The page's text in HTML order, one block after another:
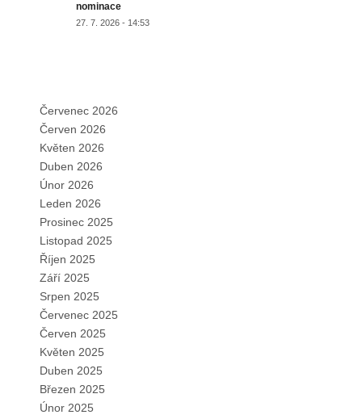
nominace
27. 7. 2026 - 14:53
Červenec 2026
Červen 2026
Květen 2026
Duben 2026
Únor 2026
Leden 2026
Prosinec 2025
Listopad 2025
Říjen 2025
Září 2025
Srpen 2025
Červenec 2025
Červen 2025
Květen 2025
Duben 2025
Březen 2025
Únor 2025